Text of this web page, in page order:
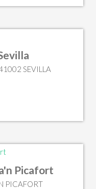
SEVILLA
Picafort
PICAFORT